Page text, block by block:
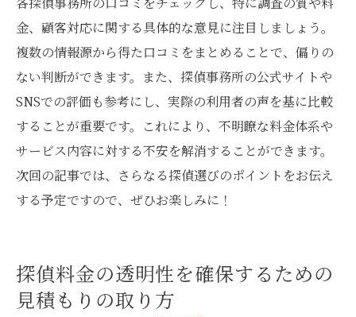
金、顧客対応に関する具体的な意見に注目しましょう。
複数の情報源から得た口コミをまとめることで、偏りの
ない判断ができます。また、探偵事務所の公式サイトや
SNSでの評価も参考にし、実際の利用者の声を基に比較
することが重要です。これにより、不明瞭な料金体系や
サービス内容に対する不安を解消することができます。
次回の記事では、さらなる探偵選びのポイントをお伝え
する予定ですので、ぜひお楽しみに！
探偵料金の透明性を確保するための
見積もりの取り方